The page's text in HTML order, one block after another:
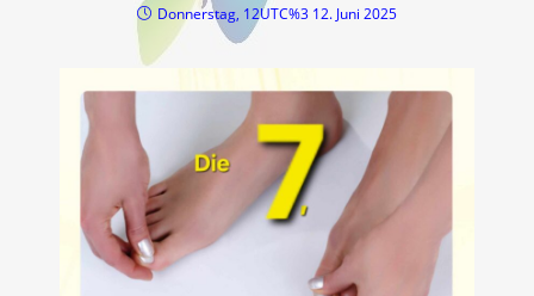
Donnerstag, 12UTC%3 12. Juni 2025